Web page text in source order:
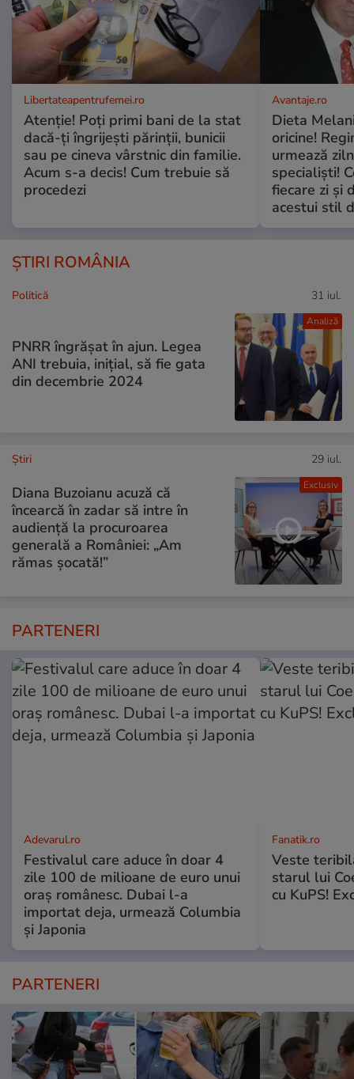
Libertateapentrufemei.ro
Atenție! Poți primi bani de la stat
dacă-ți îngrijești părinții, bunicii
sau pe cineva vârstnic din familie.
Acum s-a decis! Cum trebuie să
procedezi
Avantaje.ro
Dieta
oricine!
urmează
specialiști!
fiecare zi și
acestui stil
ȘTIRI ROMÂNIA
Analiză
Politică 31 iul.
PNRR îngrășat în ajun. Legea
ANI trebuia, inițial, să fie gata
din decembrie 2024
Exclusiv
Ştiri 29 iul.
Diana Buzoianu acuză că
încearcă în zadar să intre în
audiență la procuroarea
generală a României: „Am
rămas șocată!”
PARTENERI
Adevarul.ro
Festivalul care aduce în doar 4
zile 100 de milioane de euro unui
oraș românesc. Dubai l-a
importat deja, urmează Columbia
și Japonia
Fanatik.ro
Veste
starul lui
cu KuPS!
PARTENERI